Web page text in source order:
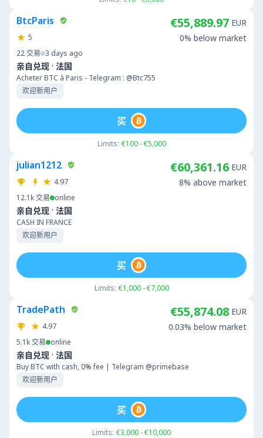
BtcParis
5
22交易 3 days ago
亲自兑现 · 法国
Acheter BTC à Paris - Telegram : @Btc755
欢迎新用户
€55,889.97 EUR
0% below market
Limits: €100 - €5,000
买
julian1212
4.97
12.1k交易 online
亲自兑现 · 法国
CASH IN FRANCE
欢迎新用户
€60,361.16 EUR
8% above market
Limits: €1,000 - €7,000
买
TradePath
4.97
5.1k交易 online
亲自兑现 · 法国
Buy BTC with cash, 0% fee | Telegram @primebase
欢迎新用户
€55,874.08 EUR
0.03% below market
Limits: €3,000 - €10,000
买